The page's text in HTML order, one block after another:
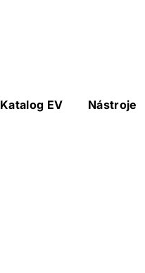
Katalog EV Nástroje